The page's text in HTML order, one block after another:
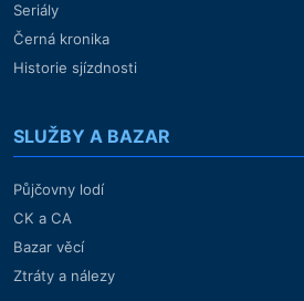
Seriály
Černá kronika
Historie sjízdnosti
SLUŽBY A BAZAR
Půjčovny lodí
CK a CA
Bazar věcí
Ztráty a nálezy